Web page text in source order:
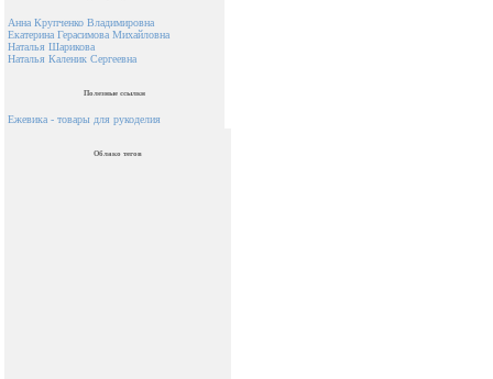
Анна Крупченко Владимировна
Екатерина Герасимова Михайловна
Наталья Шарикова
Наталья Каленик Сергеевна
Полезные ссылки
Ежевика - товары для рукоделия
Облако тегов